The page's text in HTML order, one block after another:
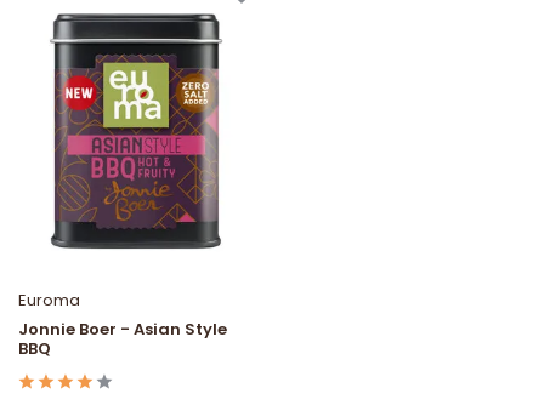
Euroma
Jonnie Boer - Asian Style
BBQ